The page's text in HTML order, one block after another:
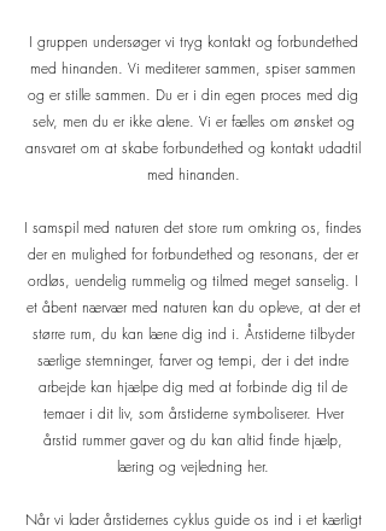
I gruppen undersøger vi tryg kontakt og forbundethed
med hinanden. Vi mediterer sammen, spiser sammen
og er stille sammen. Du er i din egen proces med dig
selv, men du er ikke alene. Vi er fælles om ønsket og
ansvaret om at skabe forbundethed og kontakt udadtil
med hinanden.
I samspil med naturen det store rum omkring os, findes
der en mulighed for forbundethed og resonans, der er
ordløs, uendelig rummelig og tilmed meget sanselig. I
et åbent nærvær med naturen kan du opleve, at der et
større rum, du kan læne dig ind i. Årstiderne tilbyder
særlige stemninger, farver og tempi, der i det indre
arbejde kan hjælpe dig med at forbinde dig til de
temaer i dit liv, som årstiderne symboliserer. Hver
årstid rummer gaver og du kan altid finde hjælp,
læring og vejledning her.
Når vi lader årstidernes cyklus guide os ind i et kærligt